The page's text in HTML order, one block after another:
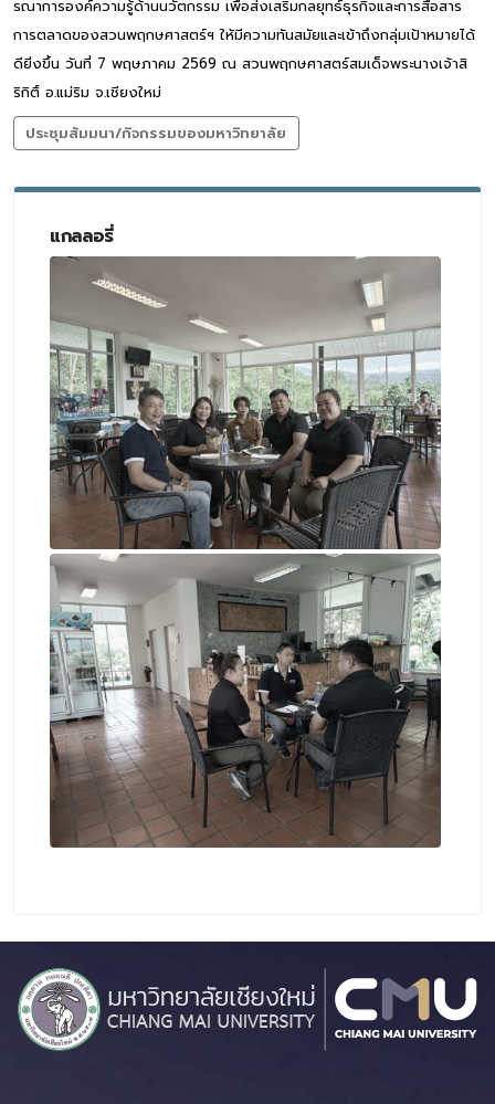
รณาการองค์ความรู้ด้านนวัตกรรม เพื่อส่งเสริมกลยุทธ์ธุรกิจและการสื่อสาร
การตลาดของสวนพฤกษศาสตร์ฯ ให้มีความทันสมัยและเข้าถึงกลุ่มเป้าหมายได้
ดียิ่งขึ้น วันที่ 7 พฤษภาคม 2569 ณ สวนพฤกษศาสตร์สมเด็จพระนางเจ้าสิ
ริกิติ์ อ.แม่ริม จ.เชียงใหม่
ประชุมสัมมนา/กิจกรรมของมหาวิทยาลัย
แกลลอรี่